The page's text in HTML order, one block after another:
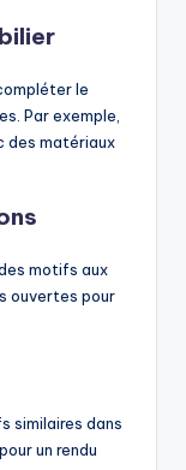
le
Par exemple,
des matériaux
motifs aux
ouvertes pour
similaires dans
un rendu